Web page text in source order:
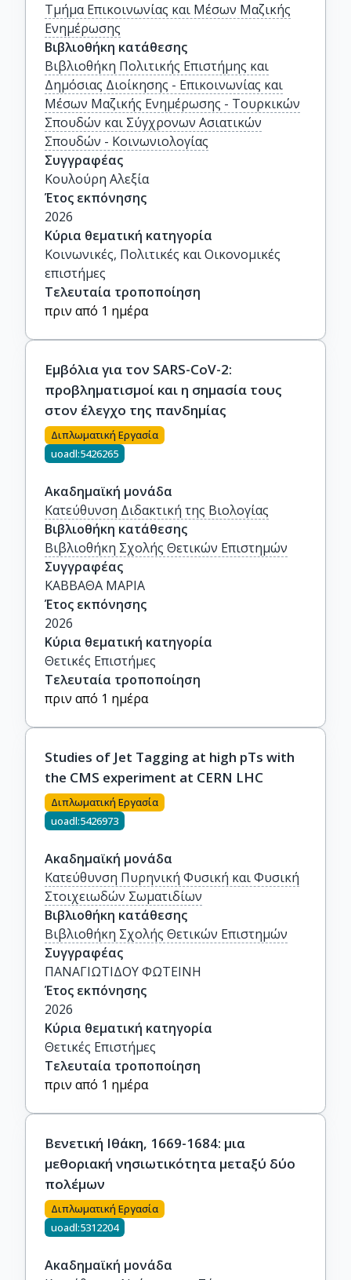
Τμήμα Επικοινωνίας και Μέσων Μαζικής
Ενημέρωσης
Βιβλιοθήκη κατάθεσης
Βιβλιοθήκη Πολιτικής Επιστήμης και
Δημόσιας Διοίκησης - Επικοινωνίας και
Μέσων Μαζικής Ενημέρωσης - Τουρκικών
Σπουδών και Σύγχρονων Ασιατικών
Σπουδών - Κοινωνιολογίας
Συγγραφέας
Κουλούρη Αλεξία
Έτος εκπόνησης
2026
Κύρια θεματική κατηγορία
Κοινωνικές, Πολιτικές και Οικονομικές
επιστήμες
Τελευταία τροποποίηση
πριν από 1 ημέρα
Εμβόλια για τον SARS-CoV-2:
προβληματισμοί και η σημασία τους
στον έλεγχο της πανδημίας
Διπλωματική Εργασία
uoadl:5426265
Ακαδημαϊκή μονάδα
Κατεύθυνση Διδακτική της Βιολογίας
Βιβλιοθήκη κατάθεσης
Βιβλιοθήκη Σχολής Θετικών Επιστημών
Συγγραφέας
ΚΑΒΒΑΘΑ ΜΑΡΙΑ
Έτος εκπόνησης
2026
Κύρια θεματική κατηγορία
Θετικές Επιστήμες
Τελευταία τροποποίηση
πριν από 1 ημέρα
Studies of Jet Tagging at high pTs with
the CMS experiment at CERN LHC
Διπλωματική Εργασία
uoadl:5426973
Ακαδημαϊκή μονάδα
Κατεύθυνση Πυρηνική Φυσική και Φυσική
Στοιχειωδών Σωματιδίων
Βιβλιοθήκη κατάθεσης
Βιβλιοθήκη Σχολής Θετικών Επιστημών
Συγγραφέας
ΠΑΝΑΓΙΩΤΙΔΟΥ ΦΩΤΕΙΝΗ
Έτος εκπόνησης
2026
Κύρια θεματική κατηγορία
Θετικές Επιστήμες
Τελευταία τροποποίηση
πριν από 1 ημέρα
Βενετική Ιθάκη, 1669-1684: μια
μεθοριακή νησιωτικότητα μεταξύ δύο
πολέμων
Διπλωματική Εργασία
uoadl:5312204
Ακαδημαϊκή μονάδα